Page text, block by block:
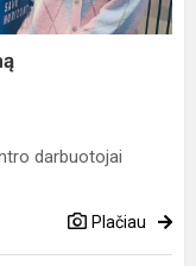
darbuotojai
Plačiau